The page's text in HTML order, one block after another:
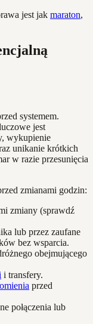
jest jak maraton,
systemem.
jest
wykupienie
unikanie krótkich
w razie przesunięcia
zmianami godzin:
zmiany (sprawdź
lub przez zaufane
bez wsparcia.
obejmującego
i transfery.
przed
połączenia lub